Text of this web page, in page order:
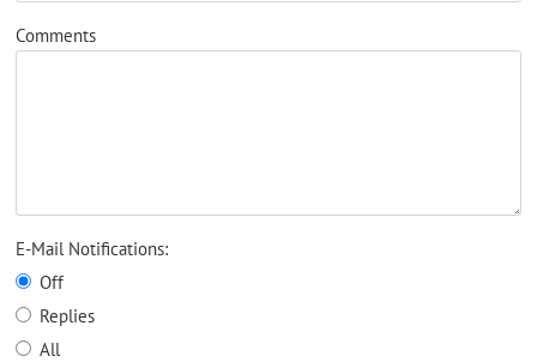
Comments
E-Mail Notifications:
Off
Replies
All